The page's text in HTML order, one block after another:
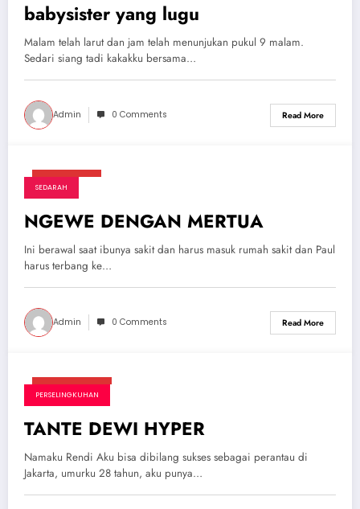
babysister yang lugu
Malam telah larut dan jam telah menunjukan pukul 9 malam.
Sedari siang tadi kakakku bersama…
Admin 0 Comments Read More
Mei 7, 2025
SEDARAH
NGEWE DENGAN MERTUA
Ini berawal saat ibunya sakit dan harus masuk rumah sakit dan Paul
harus terbang ke…
Admin 0 Comments Read More
April 27, 2025
PERSELINGKUHAN
TANTE DEWI HYPER
Namaku Rendi Aku bisa dibilang sukses sebagai perantau di
Jakarta, umurku 28 tahun, aku punya…